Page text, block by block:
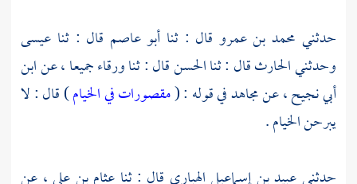
حدثني محمد بن عمرو قال : ثنا أبو عاصم قال : ثنا عيسى
وحدثنيالحارثقال : ثناالحسنقال : ثناورقاءجميعا ، عنابن
أبي نجيح، عنمجاهدفي قوله : (مقصورات في الخيام) قال : لا
يبرحن الخيام .